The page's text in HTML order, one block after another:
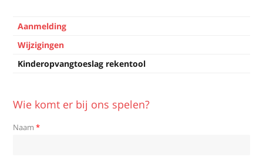
Plaatsing
Aanmelding
Wijzigingen
Kinderopvangtoeslag rekentool
Wie komt er bij ons spelen?
Naam*